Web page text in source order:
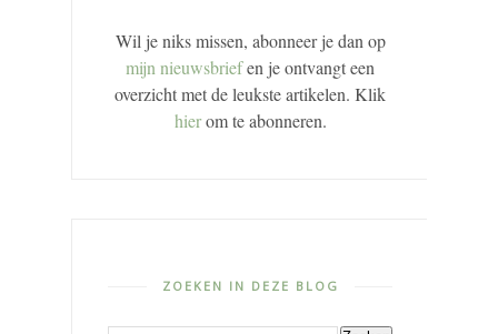
Wil je niks missen, abonneer je dan op
mijn nieuwsbriefen je ontvangt een
overzicht met de leukste artikelen. Klik
hierom te abonneren.
ZOEKEN IN DEZE BLOG